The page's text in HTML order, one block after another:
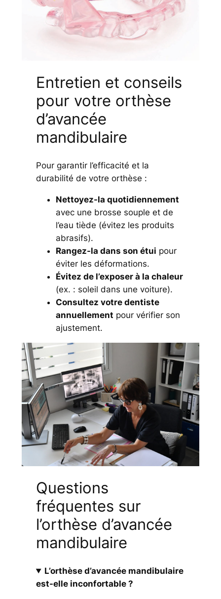
Entretien et conseils
pour votre orthèse
d’avancée
mandibulaire
Pour garantir l’efficacité et la
durabilité de votre orthèse :
Nettoyez-la quotidiennement
avec une brosse souple et de
l’eau tiède (évitez les produits
abrasifs).
Rangez-la dans son étui pour
éviter les déformations.
Évitez de l’exposer à la chaleur
(ex. : soleil dans une voiture).
Consultez votre dentiste
annuellement pour vérifier son
ajustement.
Questions
fréquentes sur
l’orthèse d’avancée
mandibulaire
L’orthèse d’avancée mandibulaire
est-elle inconfortable ?